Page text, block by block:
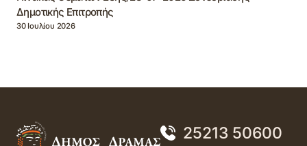
Δημοτικής Επιτροπής
30 Ιουλίου 2026
25213 50600